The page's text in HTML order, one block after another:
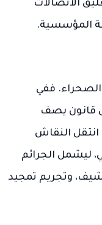
الاتصالات
المؤسسية.
ملف الصحراء. ففي
قانون يصف
انتقل النقاش
ليشمل الجرائم
وتجريم تمجيد